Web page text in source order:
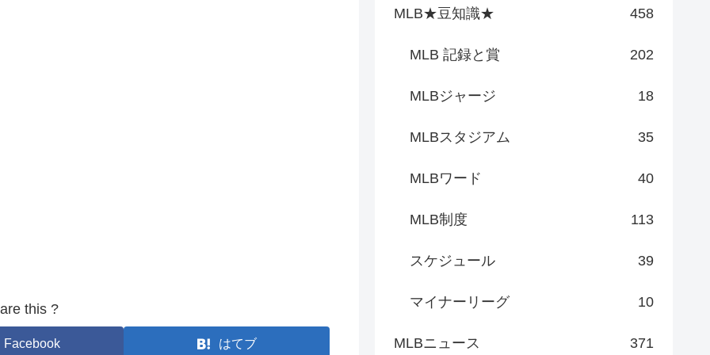
this ?
Facebook はてブ
MLB★豆知識★ 458
MLB 記録と賞 202
MLBジャージ 18
MLBスタジアム 35
MLBワード 40
MLB制度 113
スケジュール 39
マイナーリーグ 10
MLBニュース 371